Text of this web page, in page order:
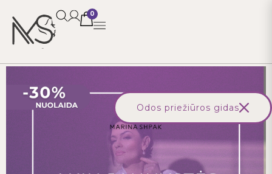
0
Pagrindinis / Kursai
Kursas „Akių jaunystės magiškosios paslaptys“
Odos priežiūros gidas